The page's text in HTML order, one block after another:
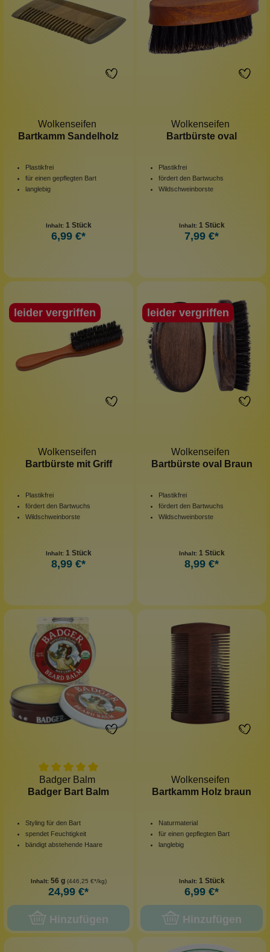
Wolkenseifen
Bartkamm Sandelholz
Plastikfrei
für einen gepflegten Bart
langlebig
Inhalt: 1 Stück
6,99 €*
Wolkenseifen
Bartbürste oval
Plastikfrei
fördert den Bartwuchs
Wildschweinborste
Inhalt: 1 Stück
7,99 €*
leider vergriffen
Wolkenseifen
Bartbürste mit Griff
Plastikfrei
fördert den Bartwuchs
Wildschweinborste
Inhalt: 1 Stück
8,99 €*
leider vergriffen
Wolkenseifen
Bartbürste oval Braun
Plastikfrei
fördert den Bartwuchs
Wildschweinborste
Inhalt: 1 Stück
8,99 €*
Badger Balm
Badger Bart Balm
Styling für den Bart
spendet Feuchtigkeit
bändigt abstehende Haare
Inhalt: 56 g (446,25 €*/kg)
24,99 €*
Hinzufügen
Wolkenseifen
Bartkamm Holz braun
Naturmaterial
für einen gepflegten Bart
langlebig
Inhalt: 1 Stück
6,99 €*
Hinzufügen